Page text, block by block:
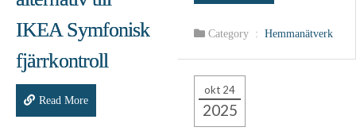
IKEA Symfonisk
fjärrkontroll
Read More
Category : Hemmanätverk
okt 24
2025